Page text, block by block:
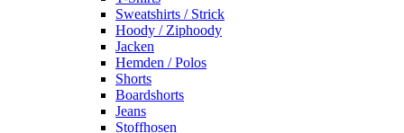
Sweatshirts / Strick
Hoody / Ziphoody
Jacken
Hemden / Polos
Shorts
Boardshorts
Jeans
Stoffhosen